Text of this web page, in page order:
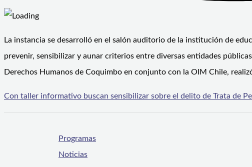
La instancia se desarrolló en el salón auditorio de la institución de
prevenir, sensibilizar y aunar criterios entre diversas entidades
Derechos Humanos de Coquimbo en conjunto con la OIM Chile,
Con taller informativo buscan sensibilizar sobre el delito de Trata de
Programas
Noticias